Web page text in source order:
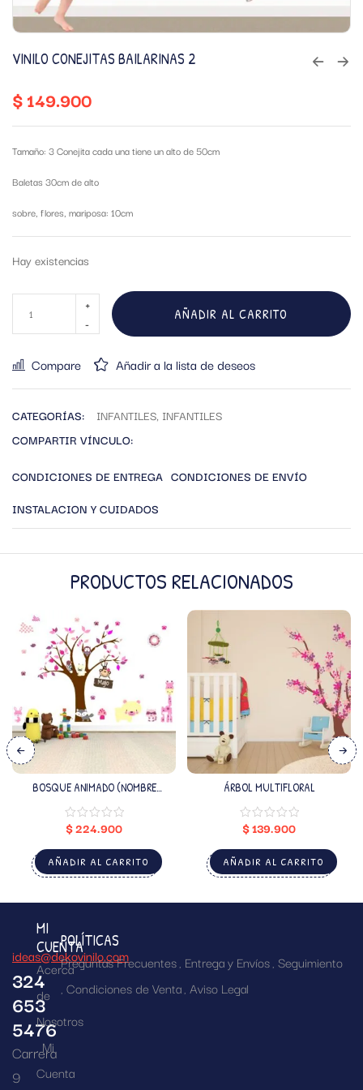
VINILO CONEJITAS BAILARINAS 2
$149.900
Tamaño: 3 Conejita cada una tiene un alto de 50cm
Baletas 30cm de alto
sobre, flores, mariposa: 10cm
Hay existencias
AÑADIR AL CARRITO
Compare Añadir a la lista de deseos
CATEGORÍAS: INFANTILES, INFANTILES
COMPARTIR VÍNCULO:
CONDICIONES DE ENTREGA CONDICIONES DE ENVÍO
INSTALACION Y CUIDADOS
PRODUCTOS RELACIONADOS
BOSQUE ANIMADO (NOMBRE
$224.900
AÑADIR AL CARRITO
ÁRBOL MULTIFLORAL
$139.900
AÑADIR AL CARRITO
ideas@dekovinilo.com
324
653
5476
Carrera
9
MI
CUENTA
Acerca
de
Nosotros
Mi
Cuenta
POLÍTICAS
Preguntas Frecuentes Entrega y Envíos Seguimiento
Condiciones de Venta Aviso Legal